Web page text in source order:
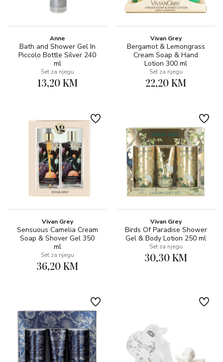
Anne
Bath and Shower Gel In
Piccolo Bottle Silver 240
ml
Set za njegu
13,20 KM
Vivan Grey
Bergamot & Lemongrass
Cream Soap & Hand
Lotion 300 ml
Set za njegu
22,20 KM
Vivan Grey
Sensuous Camelia Cream
Soap & Shover Gel 350
ml
Set za njegu
36,20 KM
Vivan Grey
Birds Of Paradise Shower
Gel & Body Lotion 250 ml
Set za njegu
30,30 KM